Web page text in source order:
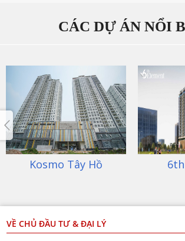
CÁC DỰ ÁN NỔI
Kosmo Tây Hồ
VỀ CHỦ ĐẦU TƯ & ĐẠI LÝ